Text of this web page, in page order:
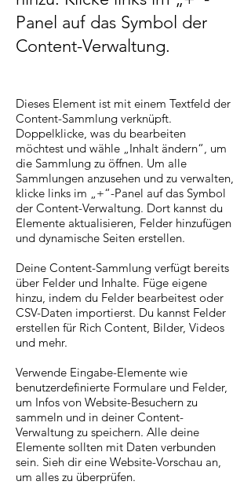
Panel auf das Symbol der
Content-Verwaltung.
Dieses Element ist mit einem Textfeld der
Content-Sammlung verknüpft.
Doppelklicke, was du bearbeiten
möchtest und wähle „Inhalt ändern“, um
die Sammlung zu öffnen. Um alle
Sammlungen anzusehen und zu verwalten,
klicke links im „+“-Panel auf das Symbol
der Content-Verwaltung. Dort kannst du
Elemente aktualisieren, Felder hinzufügen
und dynamische Seiten erstellen.
Deine Content-Sammlung verfügt bereits
über Felder und Inhalte. Füge eigene
hinzu, indem du Felder bearbeitest oder
CSV-Daten importierst. Du kannst Felder
erstellen für Rich Content, Bilder, Videos
und mehr.
Verwende Eingabe-Elemente wie
benutzerdefinierte Formulare und Felder,
um Infos von Website-Besuchern zu
sammeln und in deiner Content-
Verwaltung zu speichern. Alle deine
Elemente sollten mit Daten verbunden
sein. Sieh dir eine Website-Vorschau an,
um alles zu überprüfen.